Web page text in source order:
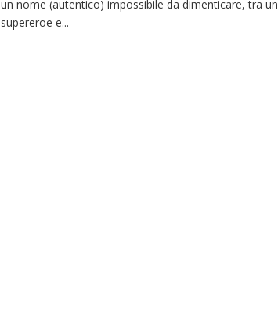
un nome (autentico) impossibile da dimenticare, tra un
supereroe e...